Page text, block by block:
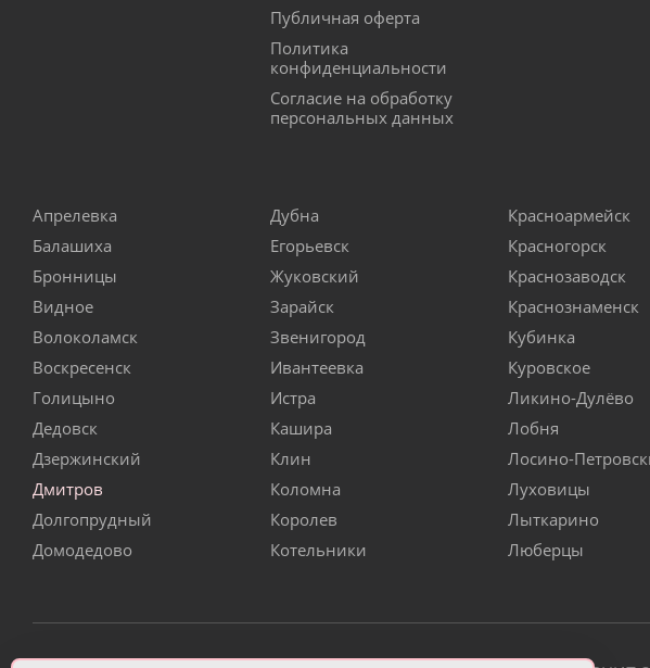
Публичная оферта
Политика
конфиденциальности
Согласие на обработку
персональных данных
Апрелевка
Балашиха
Бронницы
Видное
Волоколамск
Воскресенск
Голицыно
Дедовск
Дзержинский
Дмитров
Долгопрудный
Домодедово
Дубна
Егорьевск
Жуковский
Зарайск
Звенигород
Ивантеевка
Истра
Кашира
Клин
Коломна
Королев
Котельники
Красноармейск
Красногорск
Краснозаводск
Краснознаменск
Кубинка
Куровское
Ликино-Дулёво
Лобня
Лосино-
Луховицы
Лыткарино
Люберцы